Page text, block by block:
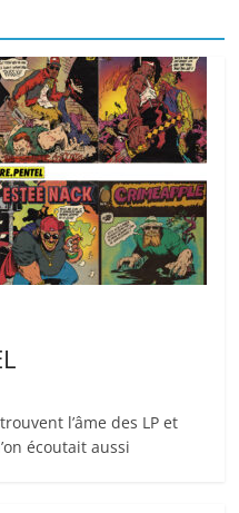
l’âme des LP et
écoutait aussi